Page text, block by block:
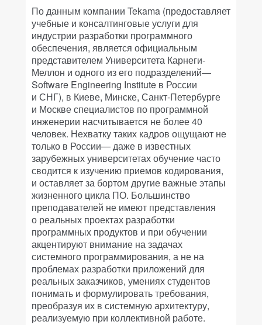
По данным компании Tekama (предоставляет
учебные и консалтинговые услуги для
индустрии разработки программного
обеспечения, является официальным
представителем Университета Карнеги-
Меллон и одного из его подразделений—
Software Engineering Institute в России
и СНГ), в Киеве, Минске, Санкт-Петербурге
и Москве специалистов по программной
инженерии насчитывается не более 40
человек. Нехватку таких кадров ощущают не
только в России— даже в известных
зарубежных университетах обучение часто
сводится к изучению приемов кодирования,
и оставляет за бортом другие важные этапы
жизненного цикла ПО. Большинство
преподавателей не имеют представления
о реальных проектах разработки
программных продуктов и при обучении
акцентируют внимание на задачах
системного программирования, а не на
проблемах разработки приложений для
реальных заказчиков, умениях студентов
понимать и формулировать требования,
преобразуя их в системную архитектуру,
реализуемую при коллективной работе.